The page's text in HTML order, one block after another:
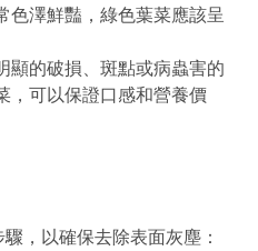
色澤鮮豔，綠色葉菜應該呈
顯的破損、斑點或病蟲害的
，可以保證口感和營養價
，以確保去除表面灰塵：